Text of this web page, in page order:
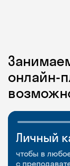
онлайн-
Личный
чтобы в
с
и Talks